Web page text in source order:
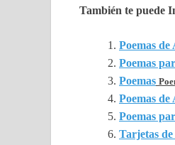
También te puede
Poemas de
Poemas
Poemas
Poemas de
Poemas
Tarjetas